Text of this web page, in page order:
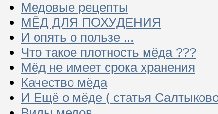
Медовые рецепты
МЁД ДЛЯ ПОХУДЕНИЯ
И опять о пользе ...
Что такое плотность мёда ???
Мёд не имеет срока хранения
Качество мёда
И Ещё о мёде ( статья